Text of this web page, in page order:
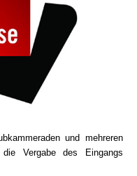
und mehreren
Vergabe des Eingangs